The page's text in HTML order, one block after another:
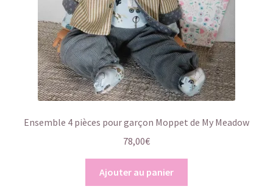
Ensemble 4 pièces pour garçon Moppet de My Meadow
78,00€
Ajouter au panier